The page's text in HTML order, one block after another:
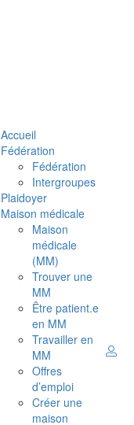
Accueil
Fédération
Fédération
Intergroupes
Plaidoyer
Maison médicale
Maison
médicale
(MM)
Trouver une
MM
Être patient.e
en MM
Travailler en
MM
Offres
d’emploi
Créer une
maison